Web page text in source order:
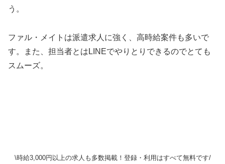
う。
ファル・メイトは派遣求人に強く、高時給案件も多いで
す。また、担当者とはLINEでやりとりできるのでとても
スムーズ。
\時給3,000円以上の求人も多数掲載！登録・利用はすべて無料です/